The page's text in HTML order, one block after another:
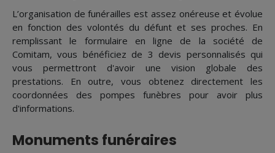
L’organisation de funérailles est assez onéreuse et évolue
en fonction des volontés du défunt et ses proches. En
remplissant le formulaire en ligne de la société de
Comitam, vous bénéficiez de 3 devis personnalisés qui
vous permettront d'avoir une vision globale des
prestations. En outre, vous obtenez directement les
coordonnées des pompes funèbres pour avoir plus
d'informations.
Monuments funéraires